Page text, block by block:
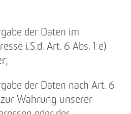
der Daten im
i.S.d. Art. 6 Abs. 1 e)
der Daten nach Art. 6
zur Wahrung unserer